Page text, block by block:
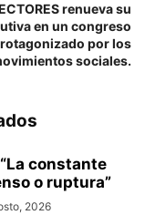
renueva su
en un congreso
por los
sociales.
constante
o ruptura”
2026